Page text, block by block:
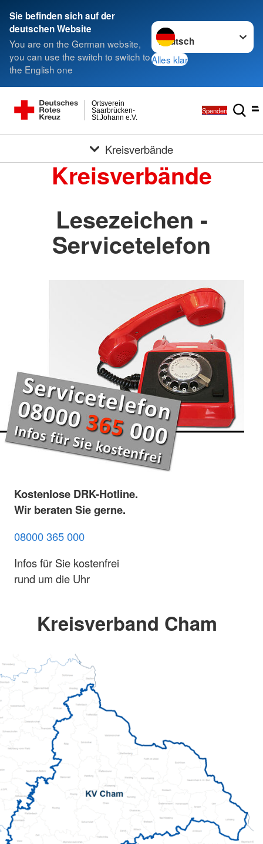
Sie befinden sich auf der
deutschen Website
You are on the German website,
you can use the switch to switch to
the English one
Sprache wechseln zu
Alles klar
St.Johann e.V.
Saarbrücken-
Ortsverein
Spenden
Kreisverbände
Kreisverbände
Lesezeichen -
Servicetelefon
Kostenlose DRK-Hotline.
Wir beraten Sie gerne.
08000 365 000
Infos für Sie kostenfrei
rund um die Uhr
Kreisverband Cham